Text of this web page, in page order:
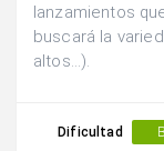
lanzamientos
buscará la
altos...).
Dificultad